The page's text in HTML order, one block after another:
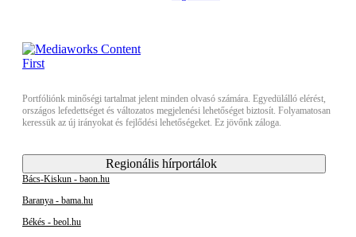
Portfóliónk minőségi tartalmat jelent minden olvasó számára. Egyedülálló elérést,
országos lefedettséget és változatos megjelenési lehetőséget biztosít. Folyamatosan
keressük az új irányokat és fejlődési lehetőségeket. Ez jövőnk záloga.
Regionális hírportálok
Bács-Kiskun - baon.hu
Baranya - bama.hu
Békés - beol.hu